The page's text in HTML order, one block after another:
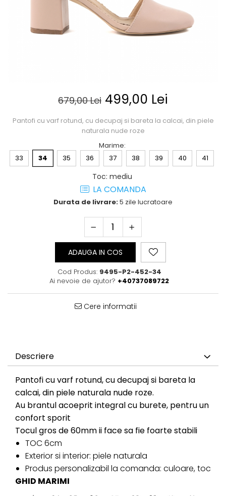
679,00 Lei 499,00 Lei
Pantofi cu varf rotund, cu decupaj si bareta la calcai, din piele
naturala nude roze
Marime:
33
34 35 36 37 38 39 40 41
Toc: mediu
LA COMANDA
Durata de livrare:5 zile lucratoare
ADAUGA IN COS
Cod Produs: 9495-P2-452-34
Ai nevoie de ajutor? +40737089722
Cere informatii
Descriere
Pantofi cu varf rotund, cu decupaj si bareta la
calcai, din piele naturala nude roze.
Au brantul acoeprit integral cu burete, pentru un
confort sporit
Tocul gros de 60mm ii face sa fie foarte stabili
TOC 6cm
Exterior si interior: piele naturala
Produs personalizabil la comanda: culoare, toc
GHID MARIMI